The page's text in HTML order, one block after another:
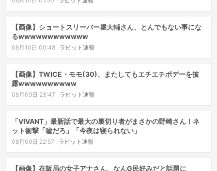
【画像】ショートスリーバー堀大輔さん、とんでもない事にな
るwwwwwwwwwwww
08月10日 00:48 ラビット速報
【画像】TWICE・モモ(30)、またしてもエチエチボデーを披
露wwwwwwwwww
08月09日 23:47 ラビット速報
「VIVANT」最新話で最大の裏切り者がまさかの野崎さん！ネ
ット衝撃「嘘だろ」「今夜は寝られない」
08月09日 22:57 ラビット速報
【画像】在阪局の女子アナさん、なんG民好みだと話題に